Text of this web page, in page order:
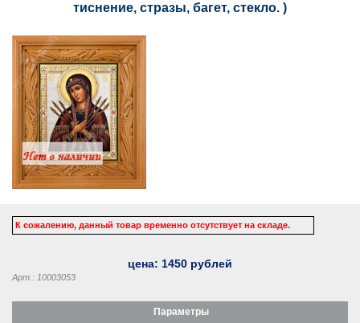
тиснение, стразы, багет, стекло. )
К сожалению, данный товар временно отсутствует на складе.
цена: 1450 рублей
Арт.: 10003053
Параметры